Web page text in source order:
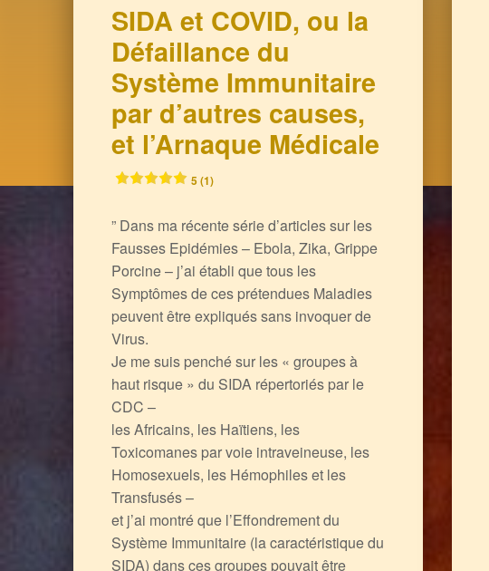
SIDA et COVID, ou la
Défaillance du
Système Immunitaire
par d’autres causes,
et l’Arnaque Médicale
5 (1)
” Dans ma récente série d’articles sur les
Fausses Epidémies – Ebola, Zika, Grippe
Porcine – j’ai établi que tous les
Symptômes de ces prétendues Maladies
peuvent être expliqués sans invoquer de
Virus.
Je me suis penché sur les « groupes à
haut risque » du SIDA répertoriés par le
CDC –
les Africains, les Haïtiens, les
Toxicomanes par voie intraveineuse, les
Homosexuels, les Hémophiles et les
Transfusés –
et j’ai montré que l’Effondrement du
Système Immunitaire (la caractéristique du
SIDA) dans ces groupes pouvait être